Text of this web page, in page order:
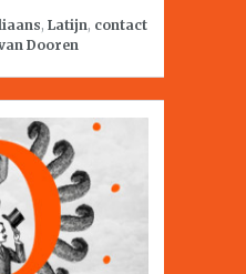
, Latijn, contact
Dooren